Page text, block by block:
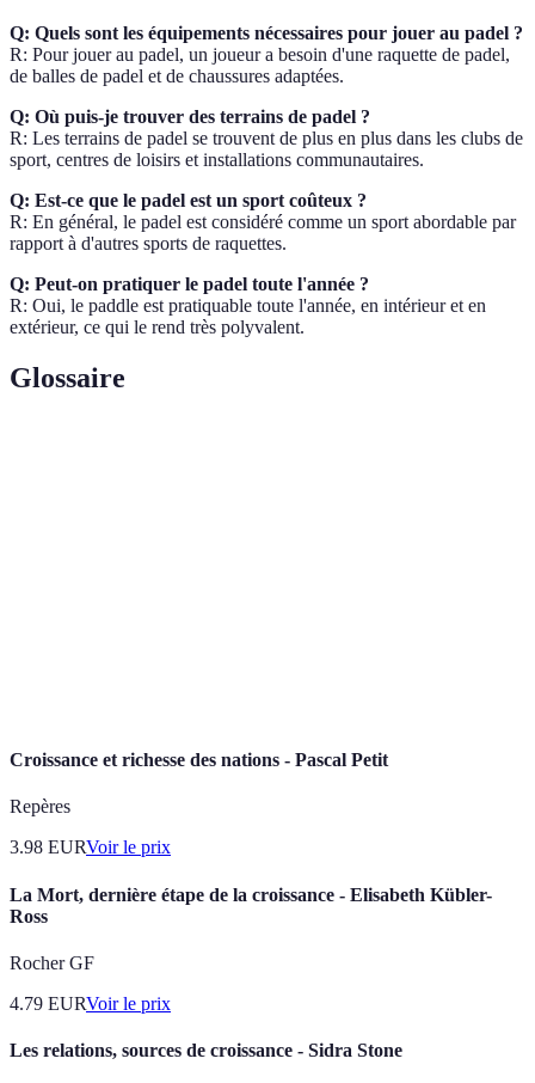
Q: Quels sont les équipements nécessaires pour jouer au padel ?
R: Pour jouer au padel, un joueur a besoin d'une raquette de padel,
de balles de padel et de chaussures adaptées.
Q: Où puis-je trouver des terrains de padel ?
R: Les terrains de padel se trouvent de plus en plus dans les clubs de
sport, centres de loisirs et installations communautaires.
Q: Est-ce que le padel est un sport coûteux ?
R: En général, le padel est considéré comme un sport abordable par
rapport à d'autres sports de raquettes.
Q: Peut-on pratiquer le padel toute l'année ?
R: Oui, le paddle est pratiquable toute l'année, en intérieur et en
extérieur, ce qui le rend très polyvalent.
Glossaire
Croissance et richesse des nations - Pascal Petit
Repères
3.98 EURVoir le prix
La Mort, dernière étape de la croissance - Elisabeth Kübler-
Ross
Rocher GF
4.79 EURVoir le prix
Les relations, sources de croissance - Sidra Stone